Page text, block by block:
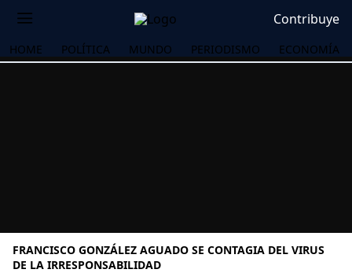
Contribuye
HOME POLÍTICA MUNDO PERIODISMO ECONOMÍA
FRANCISCO GONZÁLEZ AGUADO SE CONTAGIA DEL VIRUS
DE LA IRRESPONSABILIDAD